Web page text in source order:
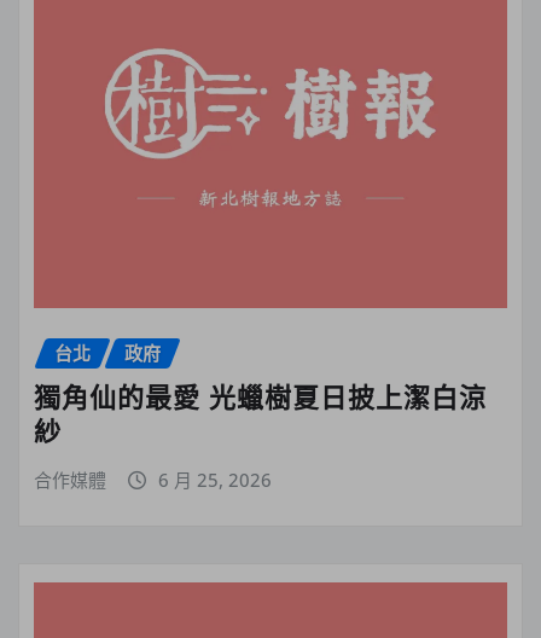
台北 政府
獨角仙的最愛 光蠟樹夏日披上潔白涼
紗
合作媒體 6 月 25, 2026